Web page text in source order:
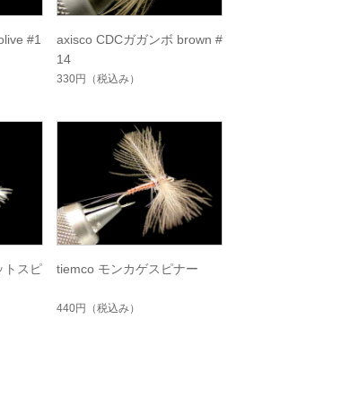
#1
axisco CDCガガンボ brown #
14
330円 （税込み）
トスピ
tiemco モンカゲスピナー
440円 （税込み）